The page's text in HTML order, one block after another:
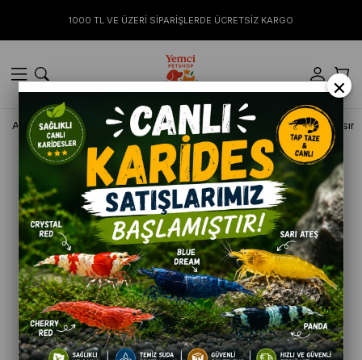
1000 TL VE ÜZERİ SİPARİŞLERDE ÜCRETSİZ KARGO
Anasayfa KEDİ Kuru Mamalar
×